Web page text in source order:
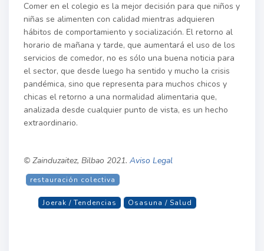
Comer en el colegio es la mejor decisión para que niños y
niñas se alimenten con calidad mientras adquieren
hábitos de comportamiento y socialización. El retorno al
horario de mañana y tarde, que aumentará el uso de los
servicios de comedor, no es sólo una buena noticia para
el sector, que desde luego ha sentido y mucho la crisis
pandémica, sino que representa para muchos chicos y
chicas el retorno a una normalidad alimentaria que,
analizada desde cualquier punto de vista, es un hecho
extraordinario.
© Zainduzaitez, Bilbao 2021. Aviso Legal
restauración colectiva
Joerak / Tendencias Osasuna / Salud